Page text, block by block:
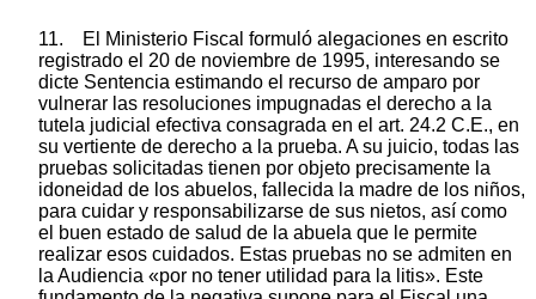
11. El Ministerio Fiscal formuló alegaciones en escrito
registrado el 20 de noviembre de 1995, interesando se
dicte Sentencia estimando el recurso de amparo por
vulnerar las resoluciones impugnadas el derecho a la
tutela judicial efectiva consagrada en el art. 24.2 C.E., en
su vertiente de derecho a la prueba. A su juicio, todas las
pruebas solicitadas tienen por objeto precisamente la
idoneidad de los abuelos, fallecida la madre de los niños,
para cuidar y responsabilizarse de sus nietos, así como
el buen estado de salud de la abuela que le permite
realizar esos cuidados. Estas pruebas no se admiten en
la Audiencia «por no tener utilidad para la litis». Este